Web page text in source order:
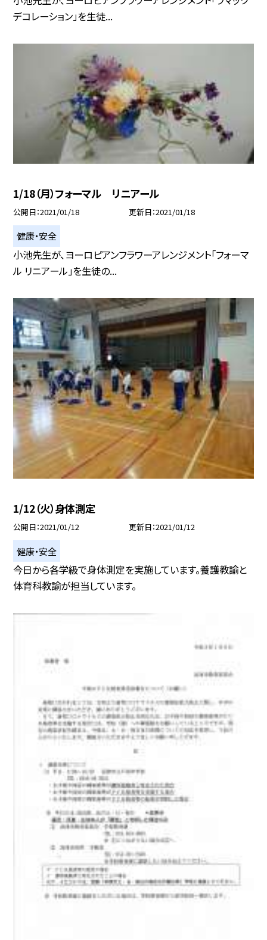
デコレーション」を生徒...
1/18（月）フォーマル リニアール
公開日 2021/01/18 更新日 2021/01/18
健康・安全
小池先生が、ヨーロピアンフラワーアレンジメント「フォーマ
ル リニアール」を生徒の...
1/12（火）身体測定
公開日 2021/01/12 更新日 2021/01/12
健康・安全
今日から各学級で身体測定を実施しています。養護教諭と
体育科教諭が担当しています。